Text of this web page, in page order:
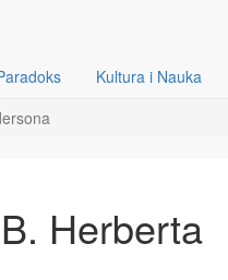
Kultura i Nauka
Herberta